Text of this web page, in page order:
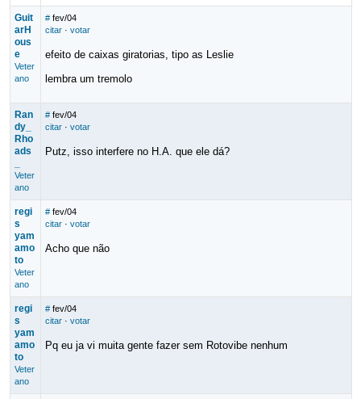
Guit
arH
ous
e
Veter
ano
# fev/04
citar· votar
efeito de caixas giratorias, tipo as Leslie
lembra um tremolo
Ran
dy_
Rho
ads
Veter
ano
# fev/04
citar· votar
Putz, isso interfere no H.A. que ele dá?
regi
s
yam
amo
to
Veter
ano
# fev/04
citar· votar
Acho que não
regi
s
yam
amo
to
Veter
ano
# fev/04
citar· votar
Pq eu ja vi muita gente fazer sem Rotovibe nenhum